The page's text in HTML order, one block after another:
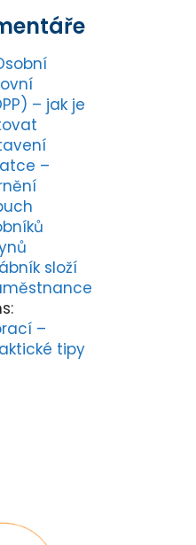
– jak je
–
složí
:
–
tipy